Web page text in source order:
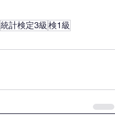
統計検定3級 検1級